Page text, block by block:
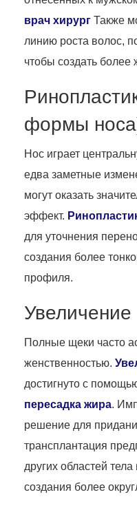
врач хирург Также
линию роста волос,
чтобы создать более
формы
Нос играет
едва заметные
могут оказать
эффект.
для уточнения
создания более
профиля.
Полные щеки часто
женственностью.
достигнуто с
пересадка жира.
решение для
трансплантация
других областей
создания более